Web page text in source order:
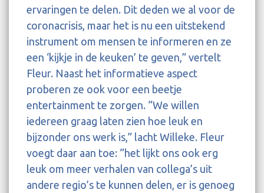
ervaringen te delen. Dit deden we al voor de
coronacrisis, maar het is nu een uitstekend
instrument om mensen te informeren en ze
een ‘kijkje in de keuken’ te geven,” vertelt
Fleur. Naast het informatieve aspect
proberen ze ook voor een beetje
entertainment te zorgen. “We willen
iedereen graag laten zien hoe leuk en
bijzonder ons werk is,” lacht Willeke. Fleur
voegt daar aan toe: “het lijkt ons ook erg
leuk om meer verhalen van collega’s uit
andere regio’s te kunnen delen, er is genoeg